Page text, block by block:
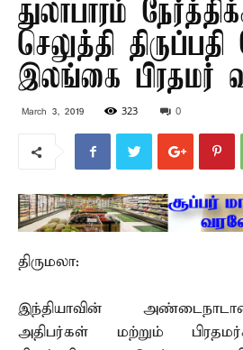
துலாபாரம்
செலுத்தி
இலங்கை பிரதமர்
March 3, 2019 323 0
திருமலா:
இந்தியாவின்
அதிபர்கள் மற்றும்